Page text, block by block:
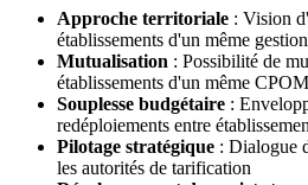
Approche territoriale : Vision
établissements d'un même
Mutualisation : Possibilité de
établissements d'un même CPOM
Souplesse budgétaire :
redéploiements entre
Pilotage stratégique : Dialogue
les autorités de tarification